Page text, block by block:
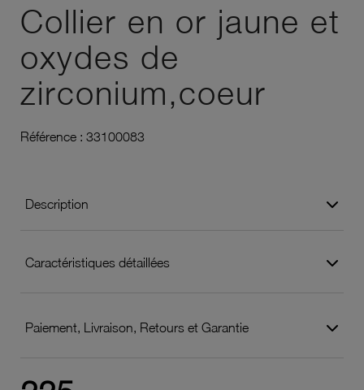
Collier en or jaune et
oxydes de
zirconium,coeur
Référence : 33100083
Description
Caractéristiques détaillées
Paiement, Livraison, Retours et Garantie